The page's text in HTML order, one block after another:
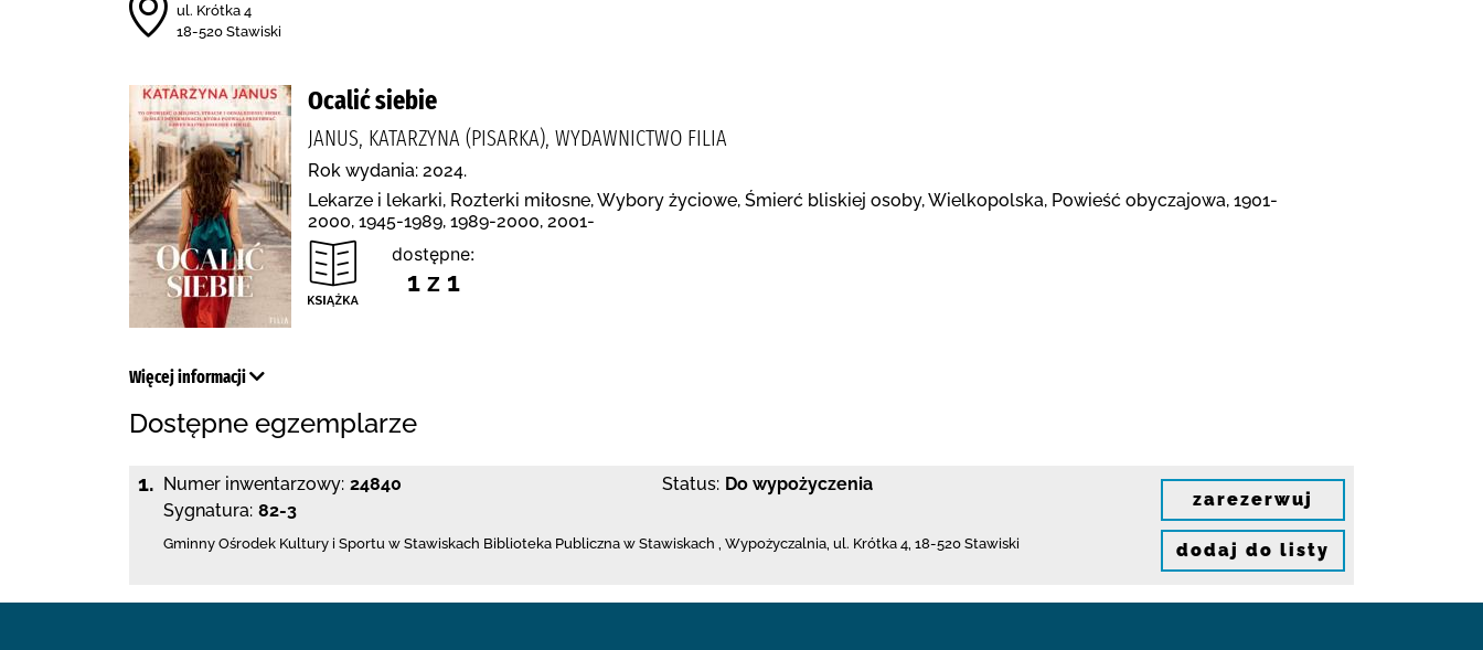
ul. Krótka 4
18-520 Stawiski
Ocalić siebie
JANUS, KATARZYNA (PISARKA), WYDAWNICTWO FILIA
Rok wydania: 2024.
Lekarze i lekarki, Rozterki miłosne, Wybory życiowe, Śmierć bliskiej osoby, Wielkopolska, Powieść obyczajowa, 1901-
2000, 1945-1989, 1989-2000, 2001-
dostępne:
1 z 1
Więcej informacji
Dostępne egzemplarze
1. Numer inwentarzowy: 24840
Sygnatura: 82-3
Status: Do wypożyczenia
Gminny Ośrodek Kultury i Sportu w Stawiskach Biblioteka Publiczna w Stawiskach , Wypożyczalnia, ul. Krótka 4, 18-520 Stawiski
zarezerwuj
dodaj do listy